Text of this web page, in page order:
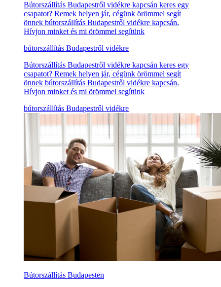
Bútorszállítás Budapestről vidékre kapcsán keres egy
csapatot? Remek helyen jár, cégünk örömmel segít
önnek bútorszállítás Budapestről vidékre kapcsán.
Hívjon minket és mi örömmel segítünk
bútorszállítás Budapestről vidékre
Bútorszállítás Budapestről vidékre kapcsán keres egy
csapatot? Remek helyen jár, cégünk örömmel segít
önnek bútorszállítás Budapestről vidékre kapcsán.
Hívjon minket és mi örömmel segítünk
bútorszállítás Budapestről vidékre
Bútorszállítás Budapesten